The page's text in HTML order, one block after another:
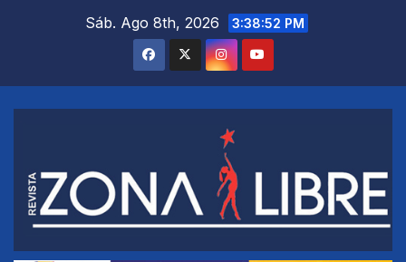
Sáb. Ago 8th, 2026 3:38:53 PM